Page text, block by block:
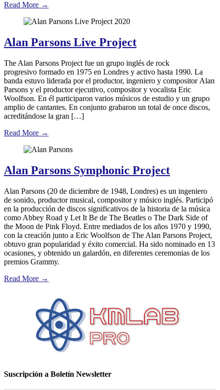
Read More →
Alan Parsons Live Project
The Alan Parsons Project fue un grupo inglés de rock
progresivo formado en 1975 en Londres y activo hasta 1990.​ La
banda estuvo liderada por el productor, ingeniero y compositor Alan
Parsons y el productor ejecutivo, compositor y vocalista Eric
Woolfson. En él participaron varios músicos de estudio y un grupo
amplio de cantantes. En conjunto grabaron un total de once discos,
acreditándose la gran […]
Read More →
Alan Parsons Symphonic Project
Alan Parsons (20 de diciembre de 1948, Londres) es un ingeniero
de sonido, productor musical, compositor y músico inglés. Participó
en la producción de discos significativos de la historia de la música
como Abbey Road y Let It Be de The Beatles o The Dark Side of
the Moon​ de Pink Floyd. Entre mediados de los años 1970 y 1990,
con la creación junto a Eric Woolfson​ de The Alan Parsons Project,
obtuvo gran popularidad y éxito comercial.​ Ha sido nominado en 13
ocasiones, y obtenido un galardón, en diferentes ceremonias de los
premios Grammy.
Read More →
Suscripción a Boletín Newsletter